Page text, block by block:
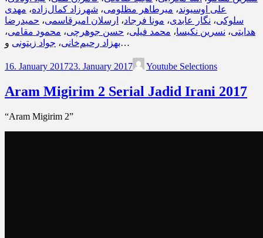
علی اوسیوند، میرطاهر مظلومی، شهرزاد کمال‌زاده، مهدی
سلوکی، نگار عابدی، مونا فرجاد، ارسلان امیرقاسمی، حمیدرضا
هدایتی، نسرین نکیسا، محمد فیلی، حسن جوهرچی، محمود مقامی،
بهزاد رحیم‌خانی، جواد زیتونی و…
16. January 201723. January 2017 Youtube Selections
Aram Migirim 2 Serial Jadid Irani 2017
“Aram Migirim 2”